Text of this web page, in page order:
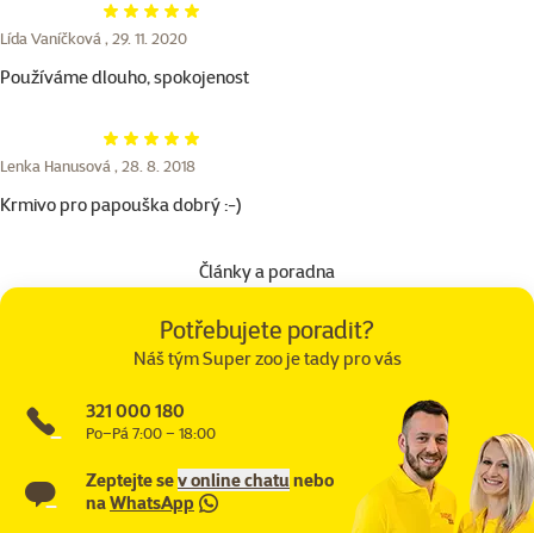
Hodnocení 100%
Lída Vaníčková , 29. 11. 2020
Používáme dlouho, spokojenost
Hodnocení 100%
Lenka Hanusová , 28. 8. 2018
Krmivo pro papouška dobrý :-)
Články a poradna
Potřebujete poradit?
Náš tým Super zoo je tady pro vás
321 000 180
Po–Pá 7:00 – 18:00
Zeptejte sev online chatunebo
naWhatsApp